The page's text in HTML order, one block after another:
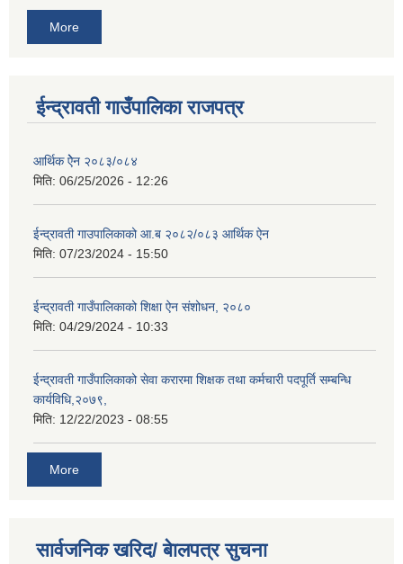
More
ईन्द्रावती गाउँपालिका राजपत्र
आर्थिक ऐेन २०८३/०८४
मिति: 06/25/2026 - 12:26
ईन्द्रावती गाउपालिकाको आ.ब २०८२/०८३ आर्थिक ऐन
मिति: 07/23/2024 - 15:50
ईन्द्रावती गाउँपालिकाको शिक्षा ऐन संशोधन, २०८०
मिति: 04/29/2024 - 10:33
ईन्द्रावती गाउँपालिकाको सेवा करारमा शिक्षक तथा कर्मचारी पदपूर्ति सम्बन्धि
कार्यविधि,२०७९,
मिति: 12/22/2023 - 08:55
More
सार्वजनिक खरिद/ बेालपत्र सुचना